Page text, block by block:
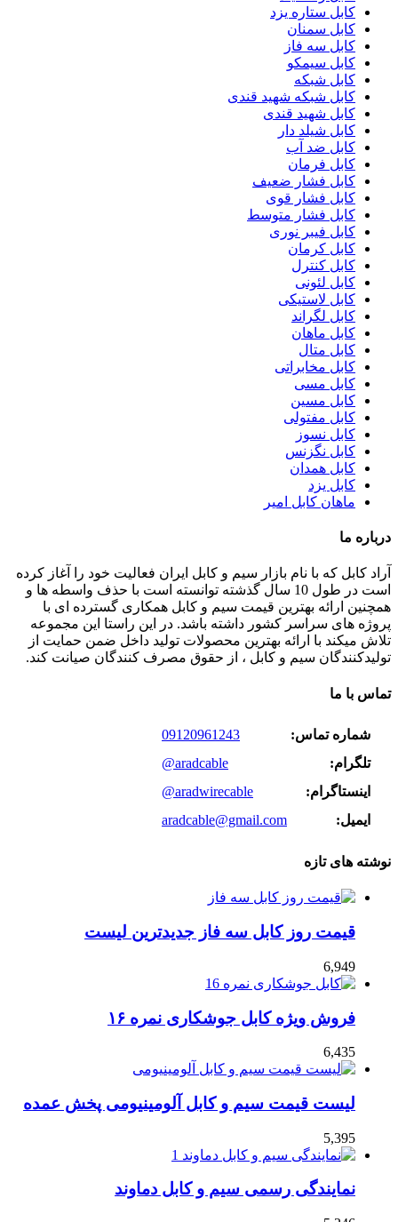
کابل ستاره یزد
کابل سمنان
کابل سه فاز
کابل سیمکو
کابل شبکه
کابل شبکه شهید قندی
کابل شهید قندی
کابل شیلد دار
کابل ضد آب
کابل فرمان
کابل فشار ضعیف
کابل فشار قوی
کابل فشار متوسط
کابل فیبر نوری
کابل کرمان
کابل کنترل
کابل لئونی
کابل لاستیکی
کابل لگراند
کابل ماهان
کابل متال
کابل مخابراتی
کابل مسی
کابل مسین
کابل مفتولی
کابل نسوز
کابل نگزنس
کابل همدان
کابل یزد
ماهان کابل امیر
درباره ما
آراد کابل که با نام بازار سیم و کابل ایران فعالیت خود را آغاز کرده
است در طول 10 سال گذشته توانسته است با حذف واسطه ها و
همچنین ارائه بهترین قیمت سیم و کابل همکاری گسترده ای با
پروژه های سراسر کشور داشته باشد. در این راستا این مجموعه
تلاش میکند با ارائه بهترین محصولات تولید داخل ضمن حمایت از
تولیدکنندگان سیم و کابل ، از حقوق مصرف کنندگان صیانت کند.
تماس با ما
شماره تماس:
09120961243
تلگرام:
@aradcable
اینستاگرام:
@aradwirecable
ایمیل:
aradcable@gmail.com
نوشته های تازه
قیمت روز کابل سه فاز جدیدترین لیست
6,949
فروش ویژه کابل جوشکاری نمره ۱۶
6,435
لیست قیمت سیم و کابل آلومینیومی پخش عمده
5,395
نمایندگی رسمی سیم و کابل دماوند